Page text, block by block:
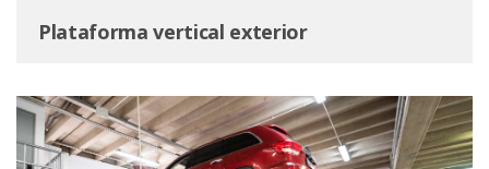
Plataforma vertical exterior